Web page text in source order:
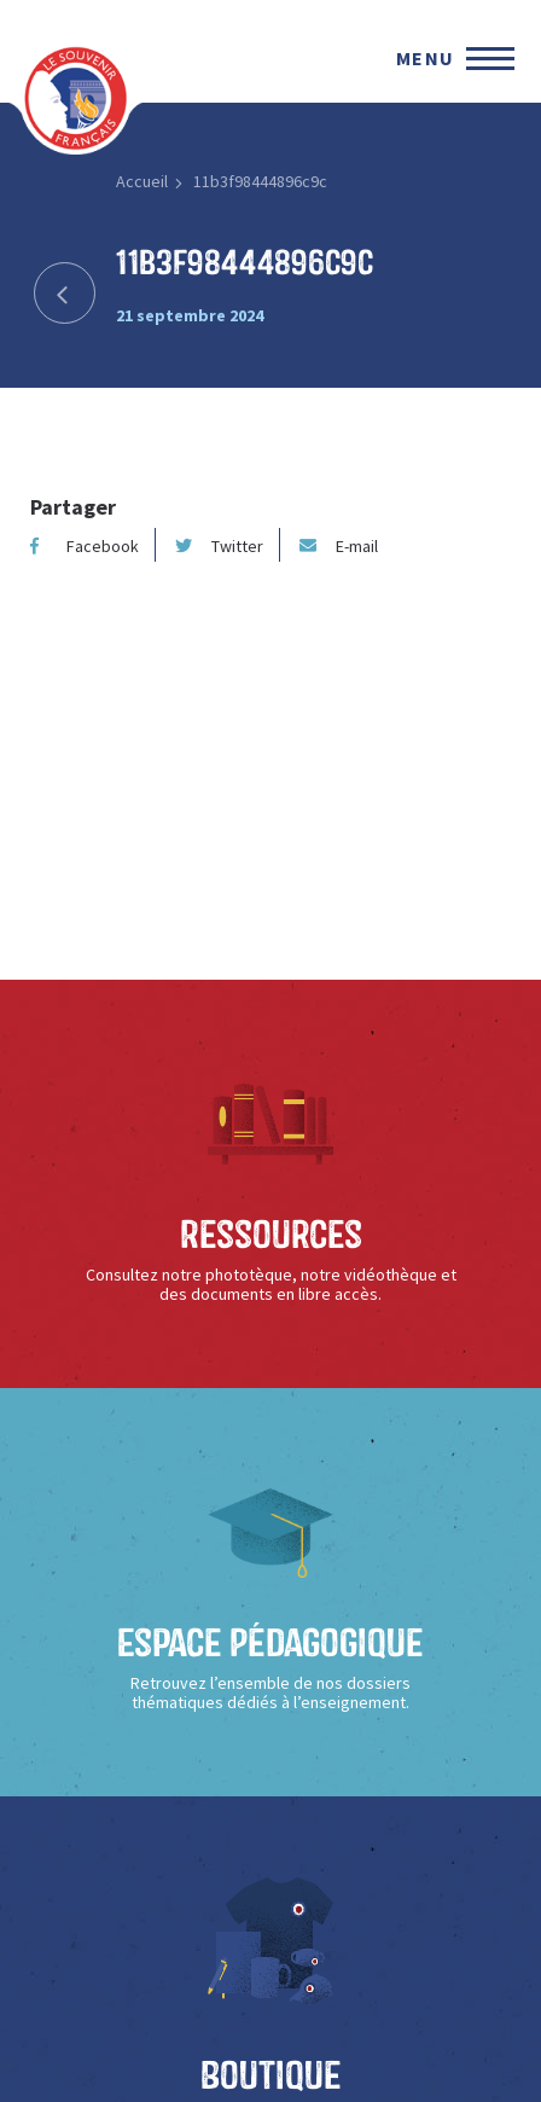
MENU
Accueil 11b3f98444896c9c
11b3f98444896c9c
21 septembre 2024
Partager
Facebook Twitter E-mail
Ressources
Consultez notre phototèque, notre vidéothèque et
des documents en libre accès.
Espace Pédagogique
Retrouvez l’ensemble de nos dossiers
thématiques dédiés à l’enseignement.
Boutique